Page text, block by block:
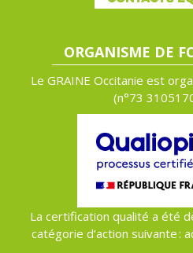
ORGANISME DE
Le GRAINE Occitanie est
(n°73
La certification qualité a été
catégorie d’action suivante :